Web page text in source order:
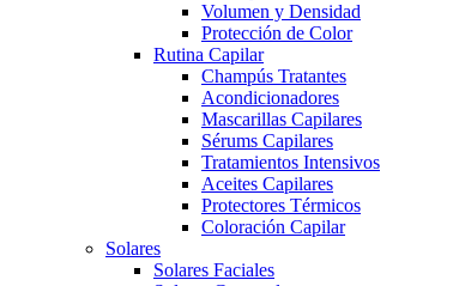
Volumen y Densidad
Protección de Color
Rutina Capilar
Champús Tratantes
Acondicionadores
Mascarillas Capilares
Sérums Capilares
Tratamientos Intensivos
Aceites Capilares
Protectores Térmicos
Coloración Capilar
Solares
Solares Faciales